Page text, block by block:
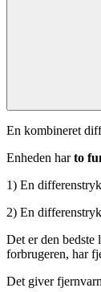
En kombineret
Enheden harto
1) En
2) En
Det er den
forbrugeren, har
Det giver